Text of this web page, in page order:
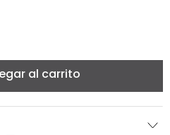
al carrito